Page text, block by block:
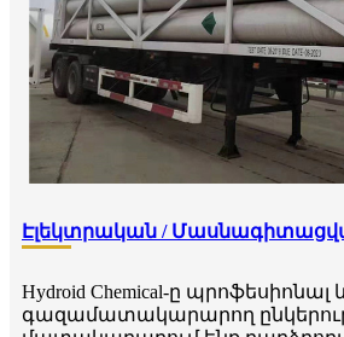
Էլեկտրական /
Hydroid Chemical-ը
գազամատակարարող